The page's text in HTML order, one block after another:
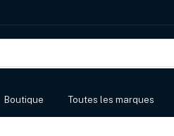
Boutique Toutes les marques